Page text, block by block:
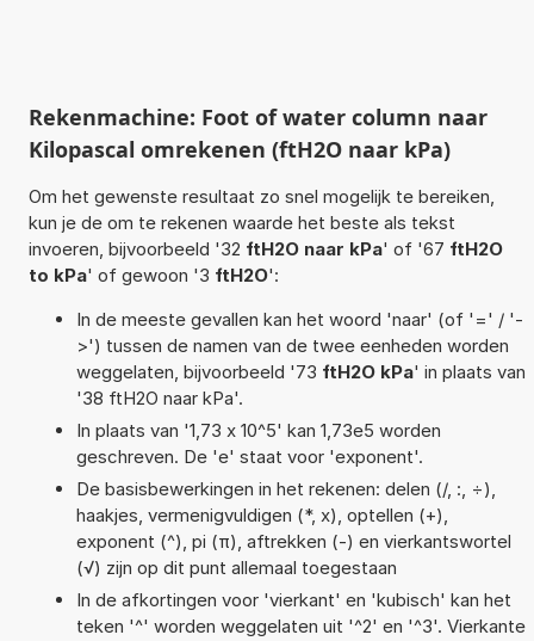
Rekenmachine: Foot of water column naar
Kilopascal omrekenen (ftH2O naar kPa)
Om het gewenste resultaat zo snel mogelijk te bereiken,
kun je de om te rekenen waarde het beste als tekst
invoeren, bijvoorbeeld '32 ftH2O naar kPa' of '67 ftH2O
to kPa' of gewoon '3 ftH2O':
In de meeste gevallen kan het woord 'naar' (of '=' / '-
>') tussen de namen van de twee eenheden worden
weggelaten, bijvoorbeeld '73 ftH2O kPa' in plaats van
'38 ftH2O naar kPa'.
In plaats van '1,73 x 10^5' kan 1,73e5 worden
geschreven. De 'e' staat voor 'exponent'.
De basisbewerkingen in het rekenen: delen (/, :, ÷),
haakjes, vermenigvuldigen (*, x), optellen (+),
exponent (^), pi (π), aftrekken (-) en vierkantswortel
(√) zijn op dit punt allemaal toegestaan
In de afkortingen voor 'vierkant' en 'kubisch' kan het
teken '^' worden weggelaten uit '^2' en '^3'. Vierkante